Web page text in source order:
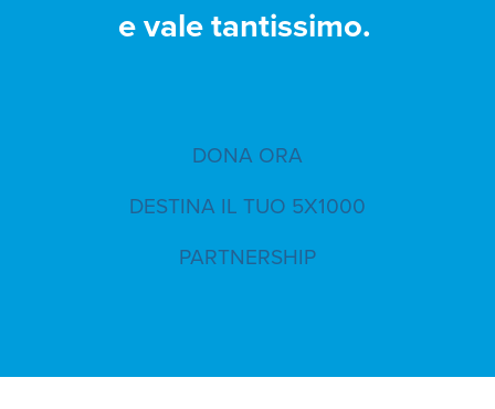
e vale tantissimo.
DONA ORA
DESTINA IL TUO 5X1000
PARTNERSHIP